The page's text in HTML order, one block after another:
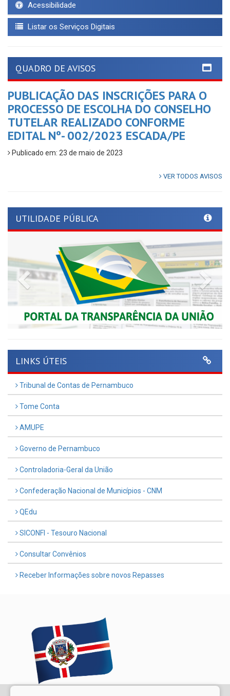
Acessibilidade
Listar os Serviços Digitais
QUADRO DE AVISOS
PUBLICAÇÃO DAS INSCRIÇÕES PARA O
PROCESSO DE ESCOLHA DO CONSELHO
TUTELAR REALIZADO CONFORME
EDITAL Nº- 002/2023 ESCADA/PE
Publicado em: 23 de maio de 2023
VER TODOS AVISOS
UTILIDADE PÚBLICA
Previous
LINKS ÚTEIS
Tribunal de Contas de Pernambuco
Tome Conta
AMUPE
Governo de Pernambuco
Controladoria-Geral da União
Confederação Nacional de Municípios - CNM
QEdu
SICONFI - Tesouro Nacional
Consultar Convênios
Receber Informações sobre novos Repasses